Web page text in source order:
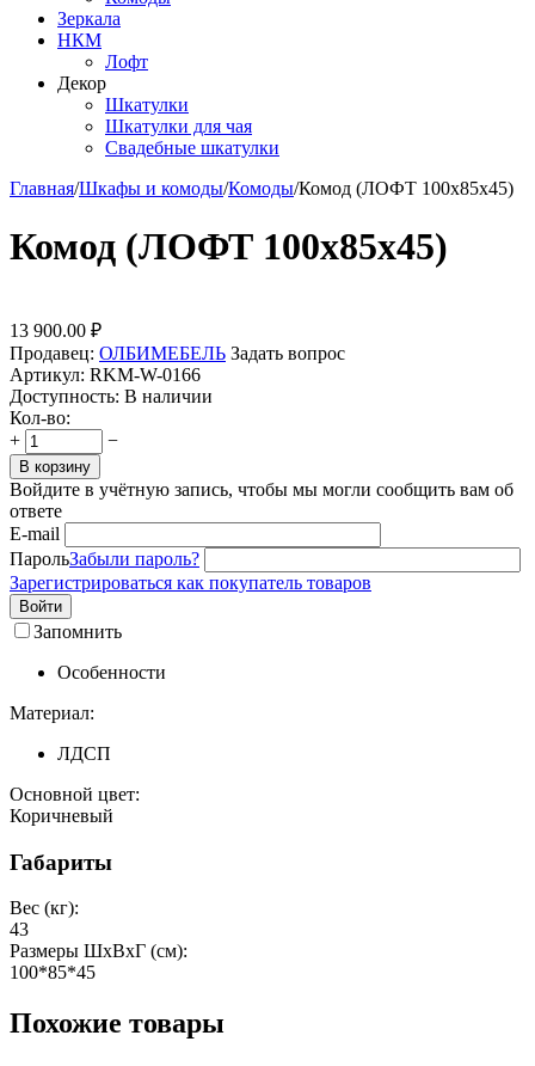
Зеркала
НКМ
Лофт
Декор
Шкатулки
Шкатулки для чая
Свадебные шкатулки
Главная/Шкафы и комоды/Комоды/Комод (ЛОФТ 100х85х45)
Комод (ЛОФТ 100х85х45)
13 900.00 ₽
Продавец: ОЛБИМЕБЕЛЬ Задать вопрос
Артикул: RKM-W-0166
Доступность: В наличии
Кол-во:
+
−
В корзину
Войдите в учётную запись, чтобы мы могли сообщить вам об
ответе
E-mail
ПарольЗабыли пароль?
Зарегистрироваться как покупатель товаров
Войти
Запомнить
Особенности
Материал:
ЛДСП
Основной цвет:
Коричневый
Габариты
Вес (кг):
43
Размеры ШxВxГ (см):
100*85*45
Похожие товары